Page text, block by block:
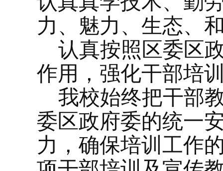
力、魅力、生态、
认真按照区委区
作用，强化干部培
我校始终把干部
委区政府委的统一
力，确保培训工作